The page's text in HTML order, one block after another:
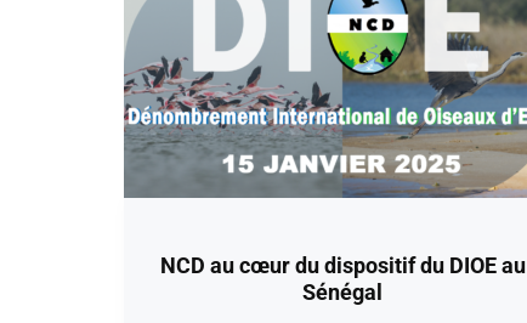
NCD au cœur du dispositif du DIOE au
Sénégal